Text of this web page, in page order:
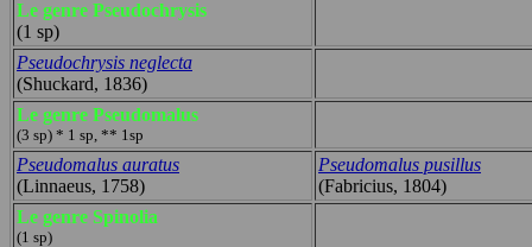
Le genre Pseudochrysis
(1 sp)
Pseudochrysis neglecta
(Shuckard, 1836)
Le genre Pseudomalus
(3 sp) * 1 sp, ** 1sp
Pseudomalus auratus
(Linnaeus, 1758)
Pseudomalus pusillus
(Fabricius, 1804)
Le genre Spinolia
(1 sp)